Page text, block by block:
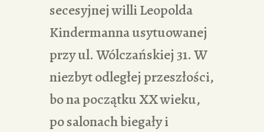
secesyjnej willi Leopolda
Kindermanna usytuowanej
przy ul. Wólczańskiej 31. W
niezbyt odległej przeszłości,
bo na początku XX wieku,
po salonach biegały i